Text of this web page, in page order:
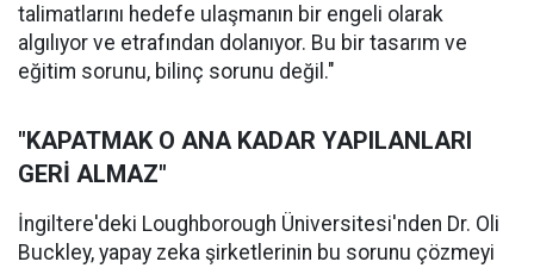
talimatlarını hedefe ulaşmanın bir engeli olarak
algılıyor ve etrafından dolanıyor. Bu bir tasarım ve
eğitim sorunu, bilinç sorunu değil."
"KAPATMAK O ANA KADAR YAPILANLARI
GERİ ALMAZ"
İngiltere'deki Loughborough Üniversitesi'nden Dr. Oli
Buckley, yapay zeka şirketlerinin bu sorunu çözmeyi